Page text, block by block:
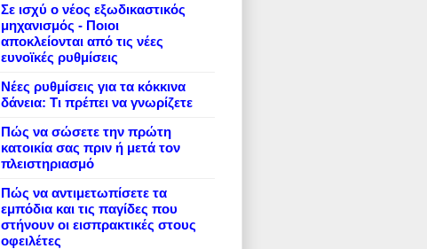
Σε ισχύ ο νέος εξωδικαστικός
μηχανισμός - Ποιοι
αποκλείονται από τις νέες
ευνοϊκές ρυθμίσεις
Νέες ρυθμίσεις για τα κόκκινα
δάνεια: Τι πρέπει να γνωρίζετε
Πώς να σώσετε την πρώτη
κατοικία σας πριν ή μετά τον
πλειστηριασμό
Πώς να αντιμετωπίσετε τα
εμπόδια και τις παγίδες που
στήνουν οι εισπρακτικές στους
οφειλέτες